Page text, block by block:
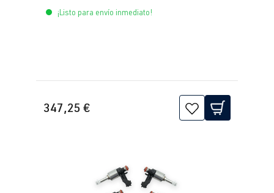
¡Listo para envío inmediato!
347,25 €